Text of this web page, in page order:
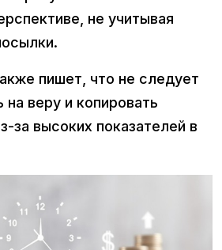
не учитывая
пишет, что не следует
на веру и копировать
за высоких показателей в